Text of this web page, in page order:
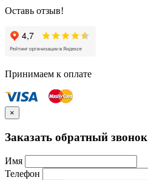
Оставь отзыв!
Принимаем к оплате
×
Заказать обратный звонок
Имя
Телефон